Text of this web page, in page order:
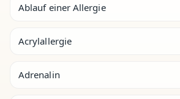
Ablauf einer Allergie
Acrylallergie
Adrenalin